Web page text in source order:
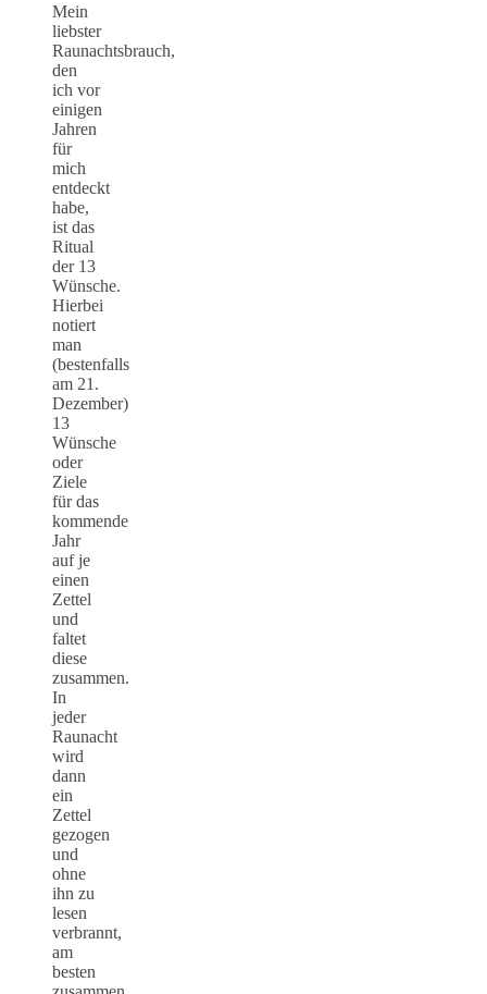
Mein
liebster
Raunachtsbrauch,
den
ich vor
einigen
Jahren
für
mich
entdeckt
habe,
ist das
Ritual
der 13
Wünsche.
Hierbei
notiert
man
(bestenfalls
am 21.
Dezember)
13
Wünsche
oder
Ziele
für das
kommende
Jahr
auf je
einen
Zettel
und
faltet
diese
zusammen.
In
jeder
Raunacht
wird
dann
ein
Zettel
gezogen
und
ohne
ihn zu
lesen
verbrannt,
am
besten